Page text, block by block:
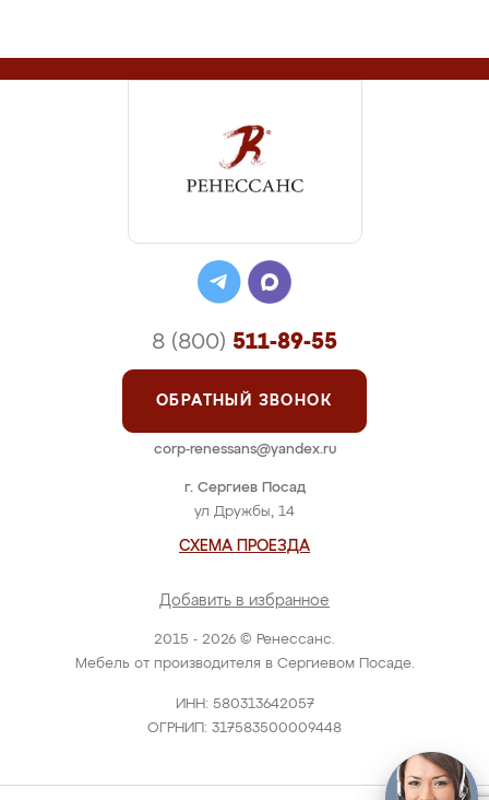
2015 - 2026 © Ренессанс.
Мебель от производителя в Сергиевом Посаде.
ИНН: 580313642057
ОГРНИП: 317583500009448
г. Сергиев Посад
ул Дружбы, 14
СХЕМА ПРОЕЗДА
Добавить в избранное
8 (800) 511-89-55
ОБРАТНЫЙ ЗВОНОК
corp-renessans@yandex.ru